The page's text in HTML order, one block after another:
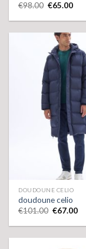
€98.00 €65.00
DOUDOUNE CELIO
doudoune celio
€101.00 €67.00